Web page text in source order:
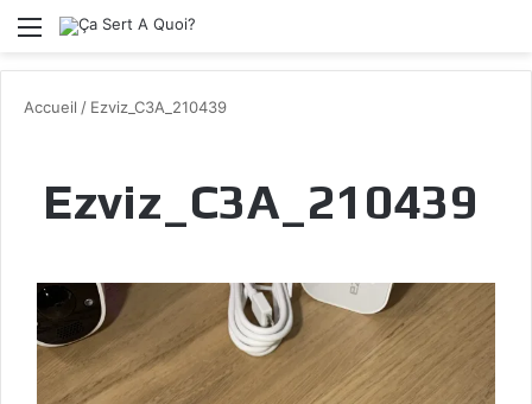
Menu
Accueil / Ezviz_C3A_210439
Ezviz_C3A_210439